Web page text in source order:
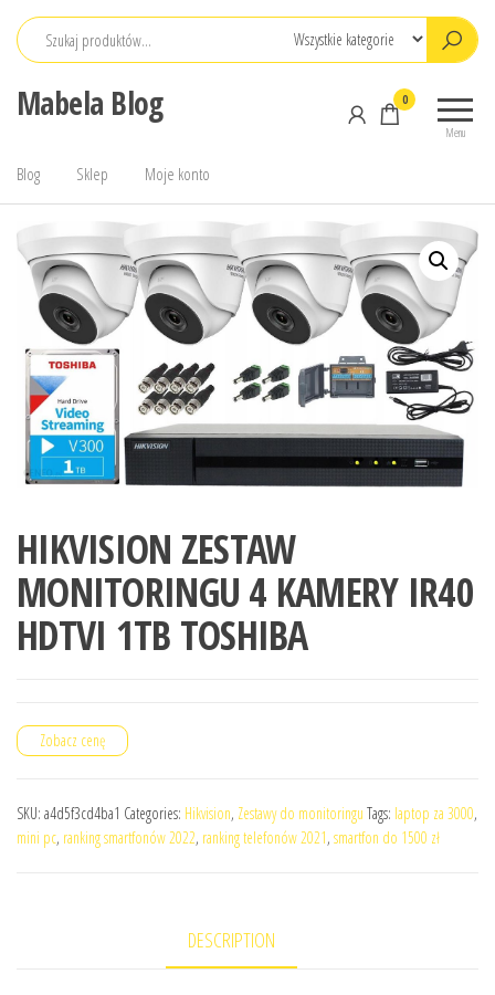
Przejdź
Mabela Blog
Menu
0
Blog Sklep Moje konto
HIKVISION ZESTAW
MONITORINGU 4 KAMERY IR40
HDTVI 1TB TOSHIBA
Zobacz cenę
SKU: a4d5f3cd4ba1 Categories: Hikvision, Zestawy do monitoringu Tags: laptop za 3000,
mini pc, ranking smartfonów 2022, ranking telefonów 2021, smartfon do 1500 zł
DESCRIPTION